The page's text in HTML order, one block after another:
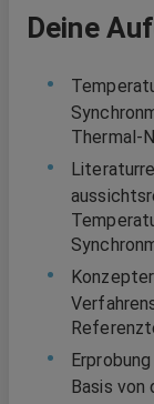
Deine
Thermal-
Basis von